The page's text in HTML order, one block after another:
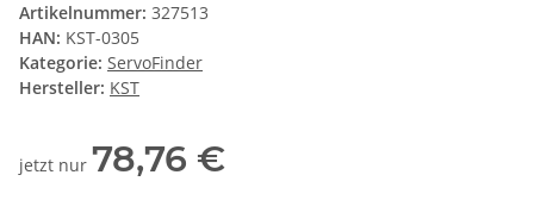
Artikelnummer: 327513
HAN: KST-0305
Kategorie: ServoFinder
Hersteller: KST
jetzt nur 78,76 €